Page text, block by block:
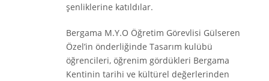
şenliklerine katıldılar.
Bergama M.Y.O Öğretim Görevlisi Gülseren
Özel’in önderliğinde Tasarım kulübü
öğrencileri, öğrenim gördükleri Bergama
Kentinin tarihi ve kültürel değerlerinden